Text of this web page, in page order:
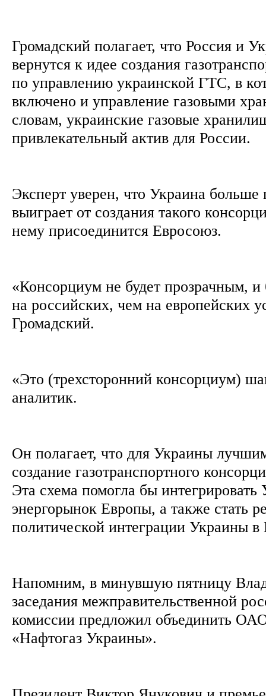
Громадский полагает, что Россия и
вернутся к идее создания
по управлению украинской ГТС, в
включено и управление газовыми
словам, украинские газовые
привлекательный актив для России.
Эксперт уверен, что Украина больше
выиграет от создания такого
нему присоединится Евросоюз.
«Консорциум не будет прозрачным, и
на российских, чем на европейских
Громадский.
«Это (трехсторонний консорциум)
аналитик.
Он полагает, что для Украины
создание газотранспортного
Эта схема помогла бы интегрировать
энергорынок Европы, а также стать
политической интеграции Украины
Напомним, в минувшую пятницу
заседания межправительственной
комиссии предложил объединить
«Нафтогаз Украины».